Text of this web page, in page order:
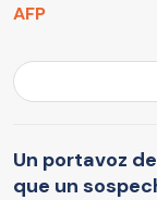
AFP
Un portavoz
que un